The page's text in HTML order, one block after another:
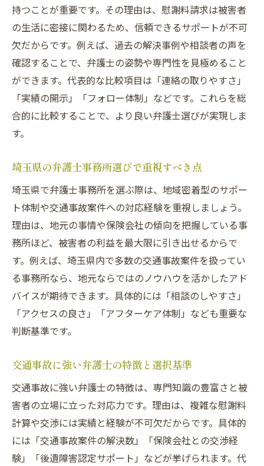
持つことが重要です。その理由は、慰謝料請求は被害者
の生活に密接に関わるため、信頼できるサポートが不可
欠だからです。例えば、過去の解決事例や相談者の声を
確認することで、弁護士の姿勢や専門性を見極めること
ができます。代表的な比較項目は「連絡の取りやすさ」
「実績の開示」「フォロー体制」などです。これらを総
合的に比較することで、より良い弁護士選びが実現しま
す。
埼玉県の弁護士事務所選びで重視すべき点
埼玉県で弁護士事務所を選ぶ際は、地域密着型のサポー
ト体制や交通事故案件への対応経験を重視しましょう。
理由は、地元の事情や保険会社の傾向を把握している事
務所ほど、被害者の利益を最大限に引き出せるからで
す。例えば、埼玉県内で多数の交通事故案件を扱ってい
る事務所なら、地元ならではのノウハウを活かしたアド
バイスが期待できます。具体的には「相談のしやすさ」
「アクセスの良さ」「アフターケア体制」なども重要な
判断基準です。
交通事故に強い弁護士の特徴と選択基準
交通事故に強い弁護士の特徴は、専門知識の豊富さと被
害者の立場に立った対応力です。理由は、複雑な慰謝料
計算や交渉には実績と経験が不可欠だからです。具体的
には「交通事故案件の解決数」「保険会社との交渉経
験」「後遺障害認定サポート」などが挙げられます。代